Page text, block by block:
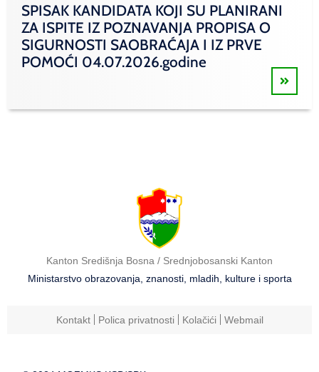
SPISAK KANDIDATA KOJI SU PLANIRANI
ZA ISPITE IZ POZNAVANJA PROPISA O
SIGURNOSTI SAOBRAĆAJA I IZ PRVE
POMOĆI 04.07.2026.godine
Kanton Središnja Bosna / Srednjobosanski Kanton
Ministarstvo obrazovanja, znanosti, mladih, kulture i sporta
Kontakt Polica privatnosti Kolačići Webmail